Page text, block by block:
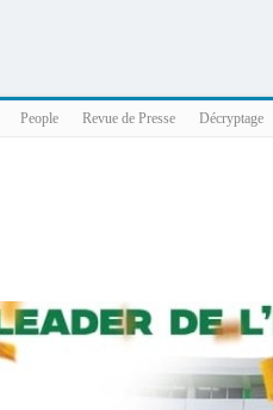
People Revue de Presse Décryptage